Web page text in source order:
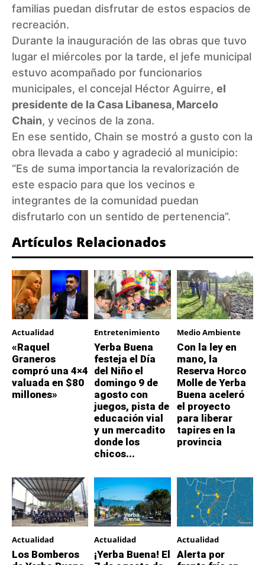
familias puedan disfrutar de estos espacios de
recreación.
Durante la inauguración de las obras que tuvo
lugar el miércoles por la tarde, el jefe municipal
estuvo acompañado por funcionarios
municipales, el concejal Héctor Aguirre, el
presidente de la Casa Libanesa, Marcelo
Chain, y vecinos de la zona.
En ese sentido, Chain se mostró a gusto con la
obra llevada a cabo y agradeció al municipio:
“Es de suma importancia la revalorización de
este espacio para que los vecinos e
integrantes de la comunidad puedan
disfrutarlo con un sentido de pertenencia”.
Artículos Relacionados
Actualidad
«Raquel
Graneros
compró una 4×4
valuada en $80
millones»
Entretenimiento
Yerba Buena
festeja el Día
del Niño el
domingo 9 de
agosto con
juegos, pista de
educación vial
y un mercadito
donde los
chicos...
Medio Ambiente
Con la ley en
mano, la
Reserva Horco
Molle de Yerba
Buena aceleró
el proyecto
para liberar
tapires en la
provincia
Actualidad
Los Bomberos
Actualidad
¡Yerba Buena! El
Actualidad
Alerta por